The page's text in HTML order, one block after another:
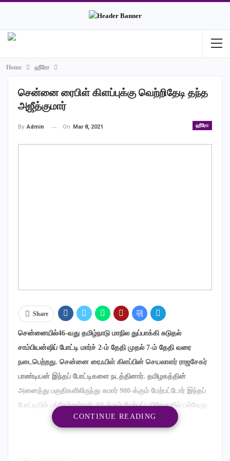
Home ஹீரோ
சென்னை ரைபிள் கிளப்புக்கு வெற்றிதேடி தந்த
அஜீத்குமார்
ஹீரோ
By Admin On Mar 8, 2021
Share
சென்னையில்46-வது தமிழ்நாடு மாநில துப்பாக்கி சுடுதல்
சாம்பியன்ஷிப் போட்டி மார்ச் 2-ம் தேதி முதல் 7-ம் தேதி வரை
நடைபெற்றது. சென்னை ரைஃபிள் கிளப்பின் செயலாளர் ராஜசேகர்
பாண்டியன் இந்தப் போட்டிகளை நடத்தினார். தமிழகத்தின்
அனைத்து பகுதிகளிலிருந்து சுமார் 900-க்கும் மேற்பட்டோர் இந்தப்
போட்டியில் பங்கேற்றார்கள். 60-க்கும் மேற்பட்ட பிரிவுகளில் பல்வேறு
துப்பாக்கிச் சுடுதல் போட்டிகள் நடைபெற்றன. சென்னை ரைஃபிள்
CONTINUE READING